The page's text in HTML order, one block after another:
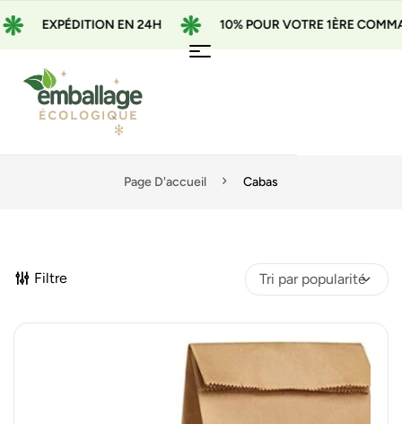
EXPÉDITION EN 24H 10% POUR VOTRE 1ÈRE
Page D'accueil Cabas
Filtre